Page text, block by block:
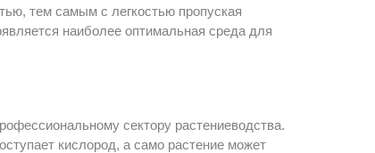
тем самым с легкостью пропуская
наиболее оптимальная среда для
сектору растениеводства.
кислород, а само растение может